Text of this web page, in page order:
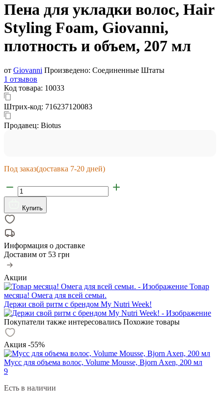
Пена для укладки волос, Hair
Styling Foam, Giovanni,
плотность и объем, 207 мл
от Giovanni Произведено: Соединенные Штаты
1 отзывов
Код товара: 10033
Штрих-код: 716237120083
Продавец: Biotus
Под заказ(доставка 7-20 дней)
Купить
Информация о доставке
Доставим от 53 грн
Акции
Товар
месяца! Омега для всей семьи.
Держи свой ритм с брендом My Nutri Week!
Покупатели также интересовались Похожие товары
Акция -55%
Мусс для объема волос, Volume Mousse, Bjorn Axen, 200 мл
9
Есть в наличии